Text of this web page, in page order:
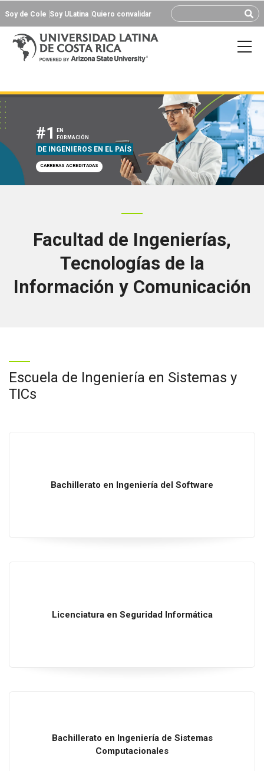
Soy de Cole Soy ULatina Quiero convalidar
#1
DE INGENIEROS EN EL PAÍS
EN
FORMACIÓN
CARRERAS ACREDITADAS
Facultad de Ingenierías,
Tecnologías de la
Información y Comunicación
Escuela de Ingeniería en Sistemas y
TICs
Bachillerato en Ingeniería del Software
Licenciatura en Seguridad Informática
Bachillerato en Ingenieríade Sistemas
Computacionales